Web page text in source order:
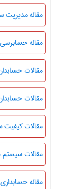
مقاله مدیریت
مقاله
مقالات
مقالات
مقالات کیفیت
مقالات سیستم
مقاله